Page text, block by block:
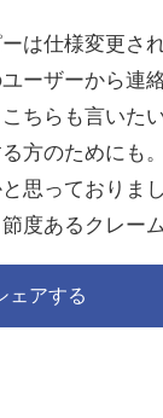
は仕様変更さ
ーザーから連
ちらも言いた
方のためにも
思っておりま
度あるクレーム
ェアする